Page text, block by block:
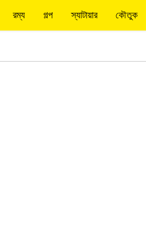
রম্য গল্প স্যাটায়ার কৌতুক